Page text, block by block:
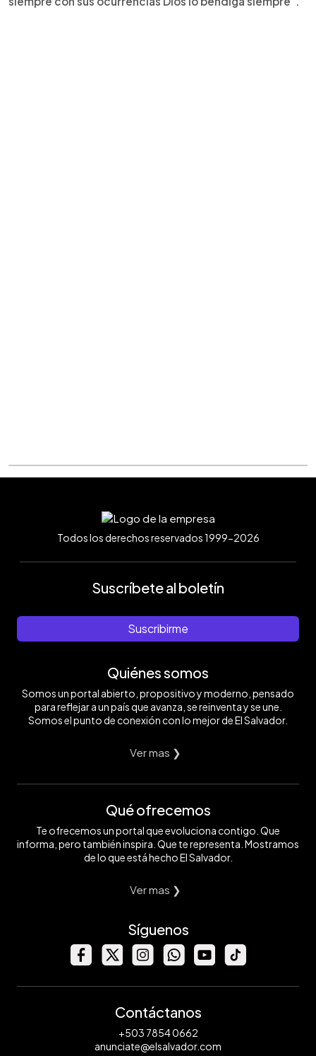
Todos los derechos reservados 1999-2026
Suscríbete al boletín
Suscribirme
Quiénes somos
Somos un portal abierto, propositivo y moderno, pensado
para reflejar a un país que avanza, se reinventa y se une.
Somos el punto de conexión con lo mejor de El Salvador.
Ver mas ❯
Qué ofrecemos
Te ofrecemos un portal que evoluciona contigo. Que
informa, pero también inspira. Que te representa. Mostramos
de lo que está hecho El Salvador.
Ver mas ❯
Síguenos
Contáctanos
+503 7854 0662
anunciate@elsalvador.com